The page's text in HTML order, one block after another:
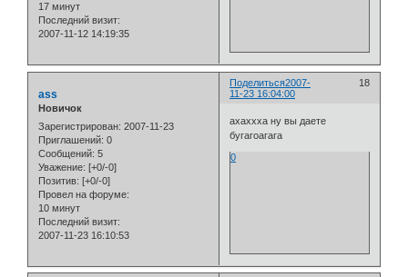
17 минут
Последний визит:
2007-11-12 14:19:35
Поделиться 18
2007-
11-23 16:04:00
ass
Новичок
Зарегистрирован: 2007-11-23
Приглашений: 0
Сообщений: 5
Уважение: [+0/-0]
Позитив: [+0/-0]
Провел на форуме:
10 минут
Последний визит:
2007-11-23 16:10:53
ахаххха ну вы даете
бугагоагага
0